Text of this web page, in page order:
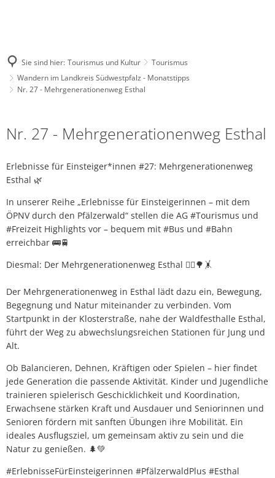
Sie sind hier: Tourismus und Kultur
Tourismus
Wandern im Landkreis Südwestpfalz - Monatstipps
Nr. 27 - Mehrgenerationenweg Esthal
27
Mehrgenerationenweg
Esthal
Nr. 27 - Mehrgenerationenweg Esthal
Erlebnisse für Einsteiger*innen #27: Mehrgenerationenweg
Esthal 🌿
In unserer Reihe „Erlebnisse für Einsteigerinnen – mit dem
ÖPNV durch den Pfälzerwald“ stellen die AG #Tourismus und
#Freizeit Highlights vor – bequem mit #Bus und #Bahn
erreichbar 🚌🚆
Diesmal: Der Mehrgenerationenweg Esthal 🚶‍♀️🌳🤸
Der Mehrgenerationenweg in Esthal lädt dazu ein, Bewegung,
Begegnung und Natur miteinander zu verbinden. Vom
Startpunkt in der Klosterstraße, nahe der Waldfesthalle Esthal,
führt der Weg zu abwechslungsreichen Stationen für Jung und
Alt.
Ob Balancieren, Dehnen, Kräftigen oder Spielen – hier findet
jede Generation die passende Aktivität. Kinder und Jugendliche
trainieren spielerisch Geschicklichkeit und Koordination,
Erwachsene stärken Kraft und Ausdauer und Seniorinnen und
Senioren fördern mit sanften Übungen ihre Mobilität. Ein
ideales Ausflugsziel, um gemeinsam aktiv zu sein und die
Natur zu genießen. 🌲💚
#ErlebnisseFürEinsteigerinnen #PfälzerwaldPlus #Esthal